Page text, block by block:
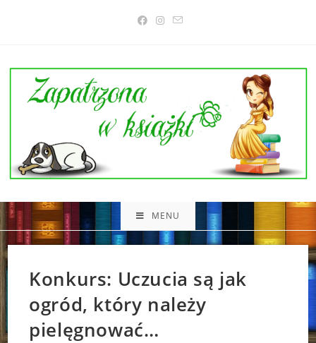
MENU
Konkurs: Uczucia są jak
ogród, który należy
pielęgnować…